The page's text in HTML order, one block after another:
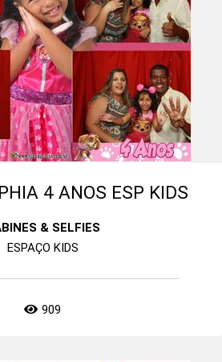
4 ANOS ESP KIDS
& SELFIES
ESPAÇO KIDS
909